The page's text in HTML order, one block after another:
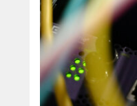
verlag
verlag
veranstaltungen
shop